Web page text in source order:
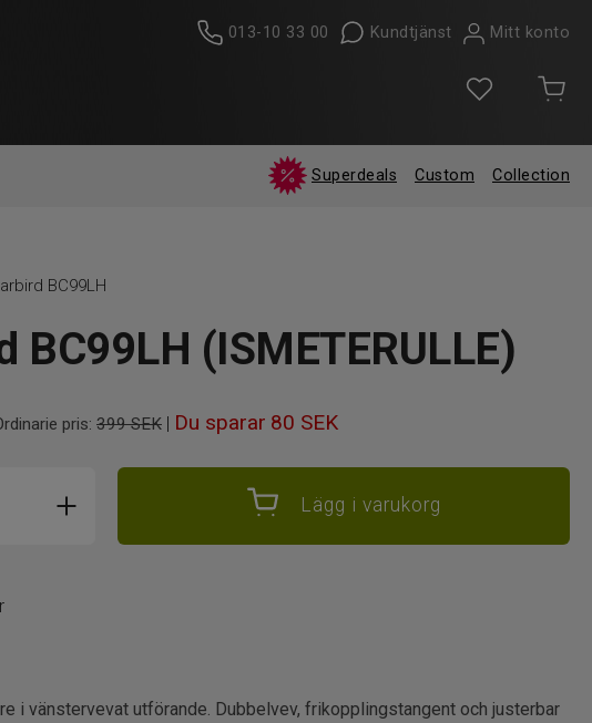
013-10 33 00 Kundtjänst Mitt konto
Superdeals Custom Collection
BC99LH
BC99LH (ISMETERULLE)
pris: 399 SEK | Du sparar 80 SEK
Lägg i varukorg
i vänstervevat utförande. Dubbelvev, frikopplingstangent och justerbar